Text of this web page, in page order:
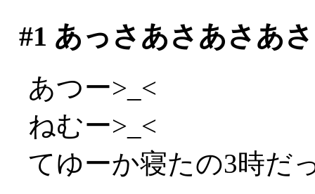
#1 あっさあさあさあさ
あつー>_<
ねむー>_<
てゆーか寝たの3時だ